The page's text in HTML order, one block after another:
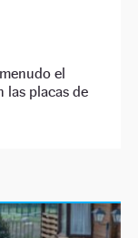
el
las placas de